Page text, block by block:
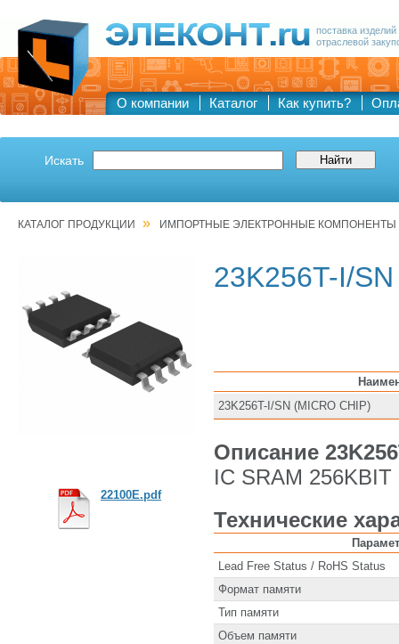
поставка
отраслевой
О компании Каталог Как купить?
Искать
КАТАЛОГ ПРОДУКЦИИ » ИМПОРТНЫЕ ЭЛЕКТРОННЫЕ КОМПОНЕНТЫ
23K256T-I/SN
23K256T-I/SN (MICRO CHIP)
Описание
IC SRAM
Технические
Lead Free Status / RoHS Status
Формат памяти
Тип памяти
Объем памяти
22100E.pdf